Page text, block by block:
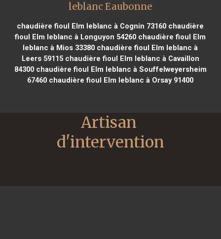
leblanc Eaubonne
chaudière fioul Elm leblanc à Cognin 73160 chaudière
fioul Elm leblanc à Longuyon 54260 chaudière fioul Elm
leblanc à Mios 33380 chaudière fioul Elm leblanc à
Leers 59115chaudière fioul Elm leblanc à Cavaillon
84300chaudière fioul Elm leblanc à Souffelweyersheim
67460 chaudière fioul Elm leblanc à Orsay 91400
Artisan
d'intervention